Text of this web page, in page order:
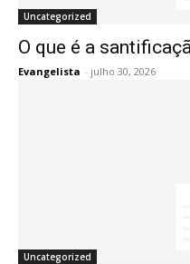
Uncategorized
O que é a
Evangelista - julho 30, 2026
Uncategorized